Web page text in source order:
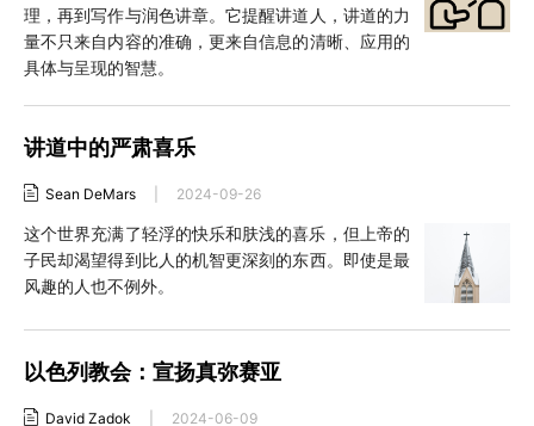
理，再到写作与润色讲章。它提醒讲道人，讲道的力
量不只来自内容的准确，更来自信息的清晰、应用的
具体与呈现的智慧。
讲道中的严肃喜乐
Sean DeMars 2024-09-26
这个世界充满了轻浮的快乐和肤浅的喜乐，但上帝的
子民却渴望得到比人的机智更深刻的东西。即使是最
风趣的人也不例外。
以色列教会：宣扬真弥赛亚
David Zadok 2024-06-09